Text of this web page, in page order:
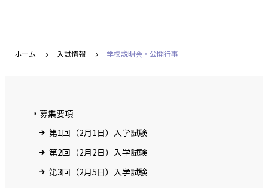
ホーム 入試情報 学校説明会・公開行事
募集要項
第1回（2月1日）入学試験
第2回（2月2日）入学試験
第3回（2月5日）入学試験